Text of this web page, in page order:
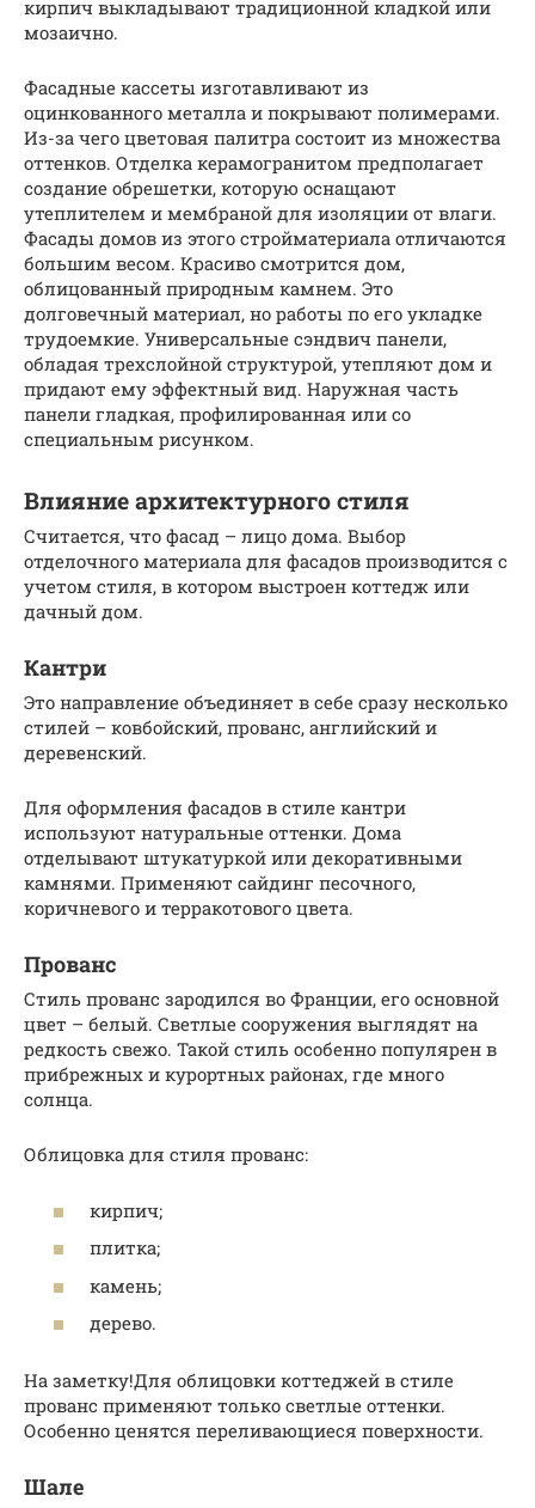
кирпич выкладывают традиционной кладкой или
мозаично.
Фасадные кассеты изготавливают из
оцинкованного металла и покрывают полимерами.
Из-за чего цветовая палитра состоит из множества
оттенков. Отделка керамогранитом предполагает
создание обрешетки, которую оснащают
утеплителем и мембраной для изоляции от влаги.
Фасады домов из этого стройматериала отличаются
большим весом. Красиво смотрится дом,
облицованный природным камнем. Это
долговечный материал, но работы по его укладке
трудоемкие. Универсальные сэндвич панели,
обладая трехслойной структурой, утепляют дом и
придают ему эффектный вид. Наружная часть
панели гладкая, профилированная или со
специальным рисунком.
Влияние архитектурного стиля
Считается, что фасад – лицо дома. Выбор
отделочного материала для фасадов производится с
учетом стиля, в котором выстроен коттедж или
дачный дом.
Кантри
Это направление объединяет в себе сразу несколько
стилей – ковбойский, прованс, английский и
деревенский.
Для оформления фасадов в стиле кантри
используют натуральные оттенки. Дома
отделывают штукатуркой или декоративными
камнями. Применяют сайдинг песочного,
коричневого и терракотового цвета.
Прованс
Стиль прованс зародился во Франции, его основной
цвет – белый. Светлые сооружения выглядят на
редкость свежо. Такой стиль особенно популярен в
прибрежных и курортных районах, где много
солнца.
Облицовка для стиля прованс:
кирпич;
плитка;
камень;
дерево.
На заметку!Для облицовки коттеджей в стиле
прованс применяют только светлые оттенки.
Особенно ценятся переливающиеся поверхности.
Шале